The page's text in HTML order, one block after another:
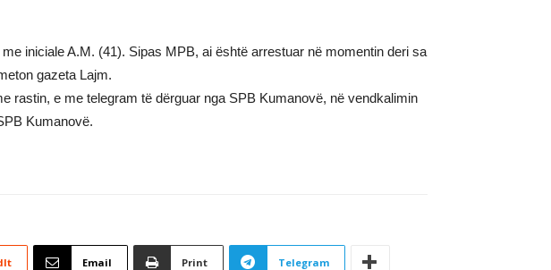
iniciale A.M. (41). Sipas MPB, ai është arrestuar në momentin deri sa
gazeta Lajm.
rastin, e me telegram të dërguar nga SPB Kumanovë, në vendkalimin
Kumanovë.
Email Print Telegram